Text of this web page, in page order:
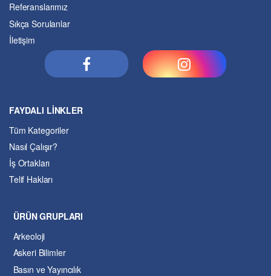
Referanslarımız
Sıkça Sorulanlar
İletişim
FAYDALI LİNKLER
Tüm Kategoriler
Nasıl Çalışır?
İş Ortakları
Telif Hakları
ÜRÜN GRUPLARI
Arkeoloji
Askeri Bilimler
Basın ve Yayıncılık